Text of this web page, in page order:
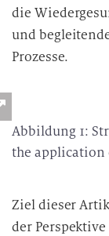
die
und
Prozesse.
Abbildung 1:
the application
Ziel dieser
der